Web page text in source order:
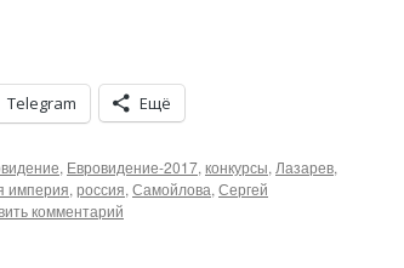
Telegram Ещё
, Евровидение-2017, конкурсы, Лазарев,
империя, россия, Самойлова, Сергей
комментарий